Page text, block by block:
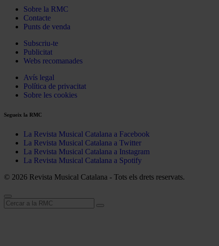
Sobre la RMC
Contacte
Punts de venda
Subscriu-te
Publicitat
Webs recomanades
Avís legal
Política de privacitat
Sobre les cookies
Segueix la RMC
La Revista Musical Catalana a Facebook
La Revista Musical Catalana a Twitter
La Revista Musical Catalana a Instagram
La Revista Musical Catalana a Spotify
© 2026 Revista Musical Catalana - Tots els drets reservats.
Cerca